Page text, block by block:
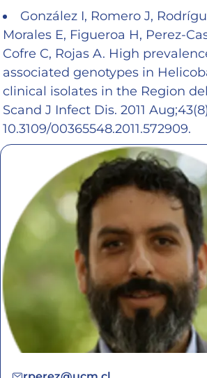
González I, Romero J,
Morales E, Figueroa H, Perez-
Cofre C, Rojas A. High
associated genotypes in
clinical isolates in the Region
Scand J Infect Dis. 2011
10.3109/00365548.2011.572909.